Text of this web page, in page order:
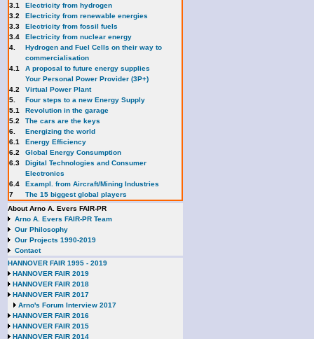
3.1
Electricity from hydrogen
3.2
Electricity from renewable energies
3.3
Electricity from fossil fuels
3.4
Electricity from nuclear energy
4.
Hydrogen and Fuel Cells on their way to
commercialisation
4.1
A proposal to future energy supplies
Your Personal Power Provider (3P+)
4.2
Virtual Power Plant
5.
Four steps to a new Energy Supply
5.1
Revolution in the garage
5.2
The cars are the keys
6.
Energizing the world
6.1
Energy Efficiency
6.2
Global Energy Consumption
6.3
Digital Technologies and Consumer
Electronics
6.4
Exampl. from Aircraft/Mining Industries
7
The 15 biggest global players
About Arno A. Evers FAIR-PR
Arno A. Evers FAIR-PR Team
Our Philosophy
Our Projects 1990-2019
Contact
HANNOVER FAIR 1995 - 2019
HANNOVER FAIR 2019
HANNOVER FAIR 2018
HANNOVER FAIR 2017
Arno's Forum Interview 2017
HANNOVER FAIR 2016
HANNOVER FAIR 2015
HANNOVER FAIR 2014